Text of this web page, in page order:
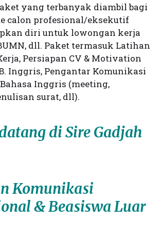
yang terbanyak diambil bagi
calon profesional/eksekutif
diri untuk lowongan kerja
dll. Paket termasuk Latihan
Persiapan CV & Motivation
Inggris, Pengantar Komunikasi
Inggris (meeting,
surat, dll).
di Sire Gadjah
Komunikasi
& Beasiswa Luar